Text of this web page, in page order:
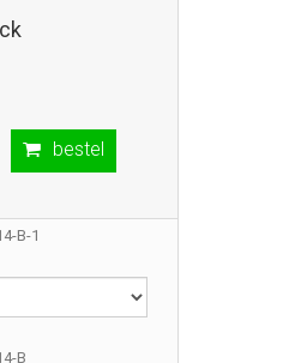
bestel
B-1
B